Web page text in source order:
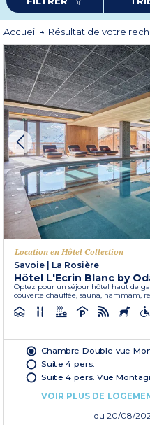
Accueil Résultat de votre
Location en Hôtel Collection
Savoie
La Rosière
Hôtel L'Ecrin Blanc by
Optez pour un séjour hôtel haut de
couverte chauffée, sauna, hammam,
Chambre Double vue
Suite 4 pers.
Suite 4 pers. Vue
VOIR PLUS DE
du 20/08/